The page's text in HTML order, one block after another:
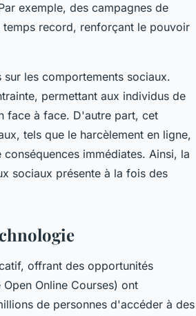
exemple, des campagnes de
record, renforçant le pouvoir
les comportements sociaux.
permettant aux individus de
face à face. D'autre part, cet
tels que le harcèlement en ligne,
immédiates. Ainsi, la
sociaux présente à la fois des
offrant des opportunités
Open Online Courses) ont
de personnes d'accéder à des